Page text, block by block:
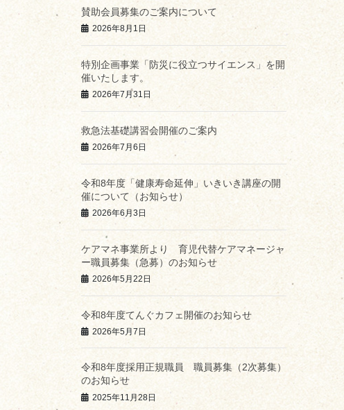
賛助会員募集のご案内について
2026年8月1日
特別企画事業「防災に役立つサイエンス」を開
催いたします。
2026年7月31日
救急法基礎講習会開催のご案内
2026年7月6日
令和8年度「健康寿命延伸」いきいき講座の開
催について（お知らせ）
2026年6月3日
ケアマネ事業所より 育児代替ケアマネージャ
ー職員募集（急募）のお知らせ
2026年5月22日
令和8年度てんぐカフェ開催のお知らせ
2026年5月7日
令和8年度採用正規職員 職員募集（2次募集）
のお知らせ
2025年11月28日